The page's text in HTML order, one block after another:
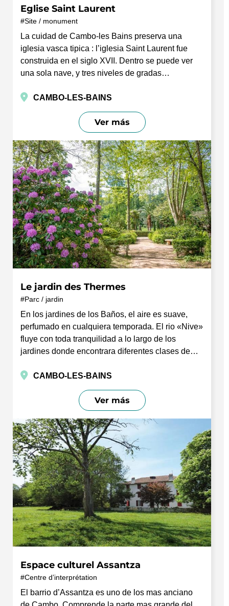
Eglise Saint Laurent
Site / monument
La cuidad de Cambo-les Bains preserva una
iglesia vasca tipica : l’iglesia Saint Laurent fue
construida en el siglo XVII. Dentro se puede ver
una sola nave, y tres niveles de gradas…
CAMBO-LES-BAINS
Ver más
Le jardin des Thermes
Parc / jardin
En los jardines de los Baños, el aire es suave,
perfumado en cualquiera temporada. El rio «Nive»
fluye con toda tranquilidad a lo largo de los
jardines donde encontrara diferentes clases de…
CAMBO-LES-BAINS
Ver más
Espace culturel Assantza
Centre d’interprétation
El barrio d’Assantza es uno de los mas anciano